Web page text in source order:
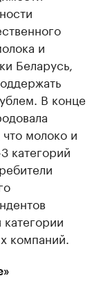
и
Беларусь,
В конце
молоко и
категорий
компаний.